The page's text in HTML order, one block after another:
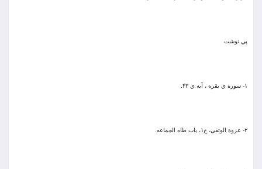
پي نوشت
۱- سوره ي بقره ، آيه ي ۴۳.
۲- عروة الوثقي، ج۱، باب طاه الجماعه.